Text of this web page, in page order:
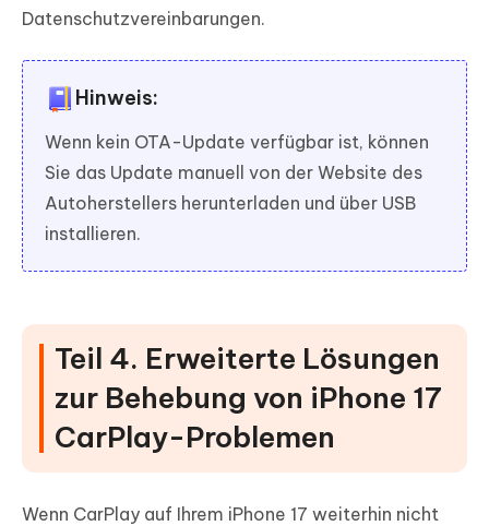
Datenschutzvereinbarungen.
Hinweis:
Wenn kein OTA-Update verfügbar ist, können
Sie das Update manuell von der Website des
Autoherstellers herunterladen und über USB
installieren.
Teil 4. Erweiterte Lösungen
zur Behebung von iPhone 17
CarPlay-Problemen
Wenn CarPlay auf Ihrem iPhone 17 weiterhin nicht